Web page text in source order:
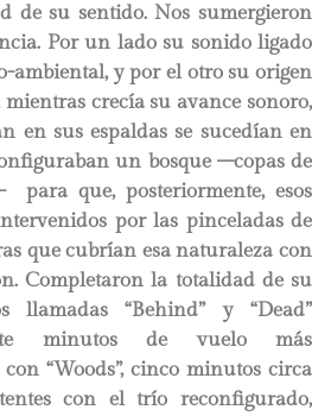
de su sentido. Nos sumergieron
Por un lado su sonido ligado
ambiental, y por el otro su origen
crecía su avance sonoro,
en sus espaldas se sucedían en
un bosque –copas de
para que, posteriormente, esos
por las pinceladas de
que cubrían esa naturaleza con
Completaron la totalidad de su
llamadas “Behind” y “Dead”
minutos de vuelo más
“Woods”, cinco minutos circa
con el trío reconfigurado,